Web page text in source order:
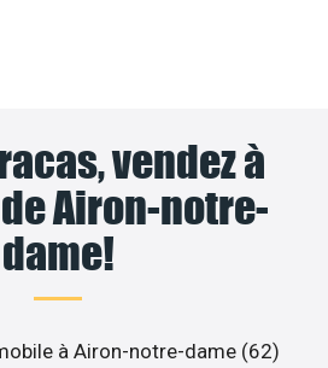
vendez à
Airon-notre-
dame!
à Airon-notre-dame (62)